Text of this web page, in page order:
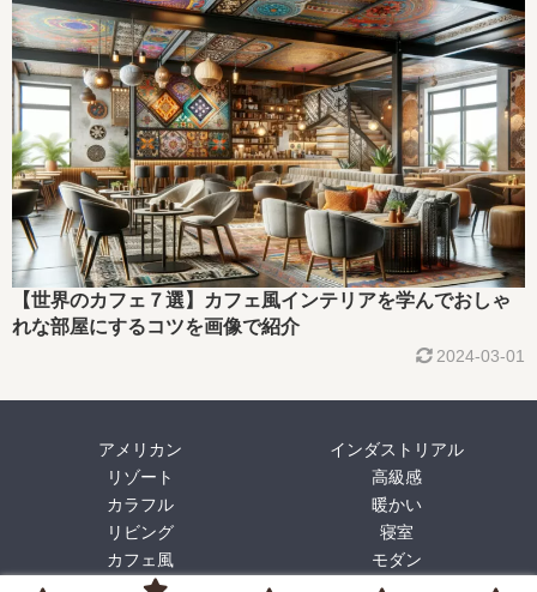
【世界のカフェ７選】カフェ風インテリアを学んでおしゃ
れな部屋にするコツを画像で紹介
2024-03-01
アメリカン
インダストリアル
リゾート
高級感
カラフル
暖かい
リビング
寝室
カフェ風
モダン
プロフィール